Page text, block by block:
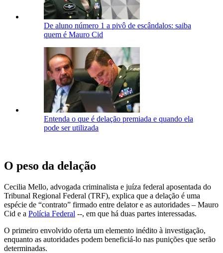
De aluno número 1 a pivô de escândalos: saiba
quem é Mauro Cid
Entenda o que é delação premiada e quando ela
pode ser utilizada
O peso da delação
Cecilia Mello, advogada criminalista e juíza federal aposentada do
Tribunal Regional Federal (TRF), explica que a delação é uma
espécie de “contrato” firmado entre delator e as autoridades – Mauro
Cid e a Polícia Federal --, em que há duas partes interessadas.
O primeiro envolvido oferta um elemento inédito à investigação,
enquanto as autoridades podem beneficiá-lo nas punições que serão
determinadas.